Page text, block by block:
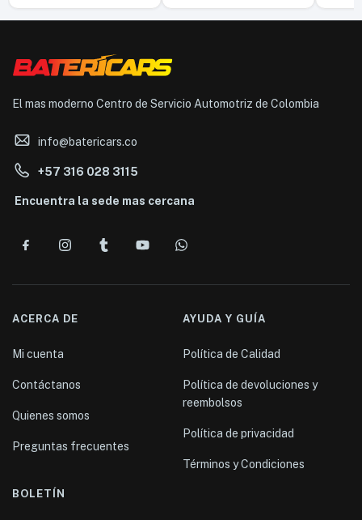
El mas moderno Centro de Servicio Automotriz de Colombia
info@batericars.co
+57 316 028 3115
Encuentra la sede mas cercana
ACERCA DE
Mi cuenta
Contáctanos
Quienes somos
Preguntas frecuentes
AYUDA Y GUÍA
Política de Calidad
Política de devoluciones y
reembolsos
Política de privacidad
Términos y Condiciones
BOLETÍN